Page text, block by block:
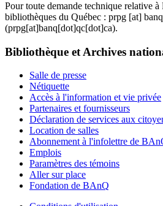
Pour toute demande technique relative
bibliothèques du Québec : prpg [at]
(prpg[at]banq[dot]qc[dot]ca).
Bibliothèque et Archives
Salle de presse
Nétiquette
Accès à l'information et vie privée
Partenaires et fournisseurs
Déclaration de services aux
Location de salles
Abonnement à l'infolettre de
Emplois
Paramètres des témoins
Aller sur place
Fondation de BAnQ